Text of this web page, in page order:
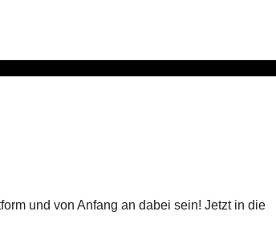
und von Anfang an dabei sein! Jetzt in die